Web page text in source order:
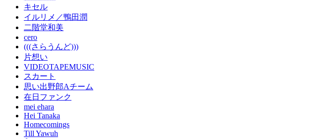
キセル
イルリメ／鴨田潤
二階堂和美
cero
(((さらうんど)))
片想い
VIDEOTAPEMUSIC
スカート
思い出野郎Aチーム
在日ファンク
mei ehara
Hei Tanaka
Homecomings
Till Yawuh